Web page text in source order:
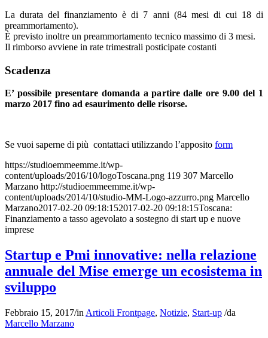
La durata del finanziamento è di 7 anni (84 mesi di cui 18 di
preammortamento).
È previsto inoltre un preammortamento tecnico massimo di 3 mesi.
Il rimborso avviene in rate trimestrali posticipate costanti
Scadenza
E’ possibile presentare domanda a partire dalle ore 9.00 del 1
marzo 2017 fino ad esaurimento delle risorse.
Se vuoi saperne di più contattaci utilizzando l’apposito form
https://studioemmeemme.it/wp-
content/uploads/2016/10/logoToscana.png 119 307 Marcello
Marzano http://studioemmeemme.it/wp-
content/uploads/2014/10/studio-MM-Logo-azzurro.png Marcello
Marzano2017-02-20 09:18:152017-02-20 09:18:15Toscana:
Finanziamento a tasso agevolato a sostegno di start up e nuove
imprese
Startup e Pmi innovative: nella relazione
annuale del Mise emerge un ecosistema in
sviluppo
Febbraio 15, 2017/in Articoli Frontpage, Notizie, Start-up /da
Marcello Marzano